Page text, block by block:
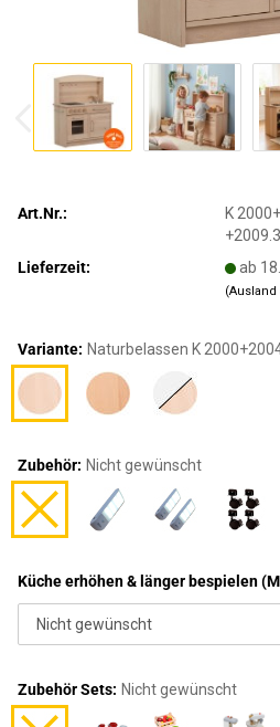
Art.Nr.:
K
Lieferzeit:
ab
Variante: Naturbelassen K
Zubehör: Nicht gewünscht
Küche erhöhen & länger bespielen
Zubehör Sets: Nicht gewünscht